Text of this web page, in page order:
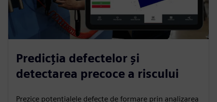
Predicția defectelor și
detectarea precoce a riscului
Prezice potențialele defecte de formare prin analizarea